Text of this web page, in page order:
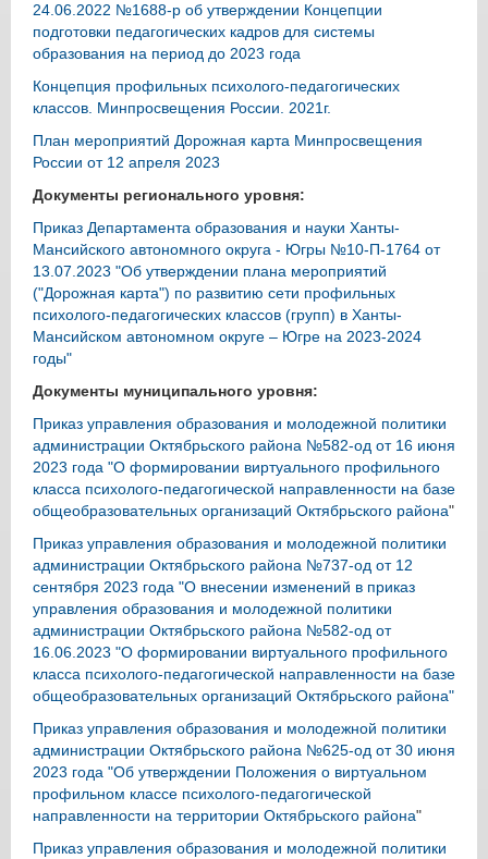
24.06.2022 №1688-р об утверждении Концепции
подготовки педагогических кадров для системы
образования на период до 2023 года
Концепция профильных психолого-педагогических
классов. Минпросвещения России. 2021г.
План мероприятий Дорожная карта Минпросвещения
России от 12 апреля 2023
Документы регионального уровня:
Приказ Департамента образования и науки Ханты-
Мансийского автономного округа - Югры №10-П-1764 от
13.07.2023 "Об утверждении плана мероприятий
("Дорожная карта") по развитию сети профильных
психолого-педагогических классов (групп) в Ханты-
Мансийском автономном округе – Югре на 2023-2024
годы"
Документы муниципального уровня:
Приказ управления образования и молодежной политики
администрации Октябрьского района №582-од от 16 июня
2023 года "О формировании виртуального профильного
класса психолого-педагогической направленности на базе
общеобразовательных организаций Октябрьского района"
Приказ управления образования и молодежной политики
администрации Октябрьского района №737-од от 12
сентября 2023 года "О внесении изменений в приказ
управления образования и молодежной политики
администрации Октябрьского района №582-од от
16.06.2023 "О формировании виртуального профильного
класса психолого-педагогической направленности на базе
общеобразовательных организаций Октябрьского района"
Приказ управления образования и молодежной политики
администрации Октябрьского района №625-од от 30 июня
2023 года "Об утверждении Положения о виртуальном
профильном классе психолого-педагогической
направленности на территории Октябрьского района"
Приказ управления образования и молодежной политики